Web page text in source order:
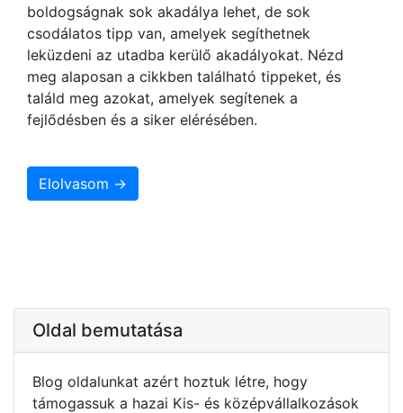
boldogságnak sok akadálya lehet, de sok
csodálatos tipp van, amelyek segíthetnek
leküzdeni az utadba kerülő akadályokat. Nézd
meg alaposan a cikkben található tippeket, és
találd meg azokat, amelyek segítenek a
fejlődésben és a siker elérésében.
Elolvasom →
Oldal bemutatása
Blog oldalunkat azért hoztuk létre, hogy
támogassuk a hazai Kis- és középvállalkozások